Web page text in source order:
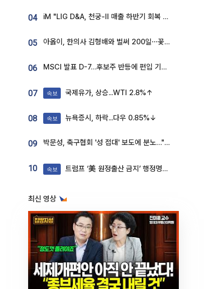
04 iM "LIG D&A, 천궁-II 매출 하반기 회복 전망…방산 톱픽 유지"
05 아옳이, 한의사 김형배와 벌써 200일⋯꽃다발 들고 "프러포즈 아냐"
06 MSCI 발표 D-7…후보주 반등에 편입 기대 재점화
07 속보 국제유가, 상승...WTI 2.8%↑
08 속보 뉴욕증시, 하락...다우 0.85%↓
09 박문성, 축구협회 '성 접대' 보도에 분노…"다 말아먹으려고 작정했나"
10 속보 트럼프 ‘美 원정출산 금지’ 행정명령 서명
최신 영상